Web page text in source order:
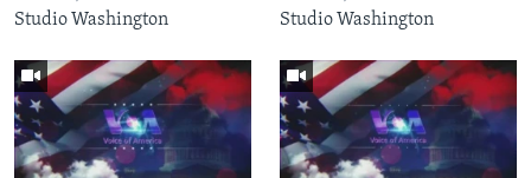
Studio Washington Studio Washington